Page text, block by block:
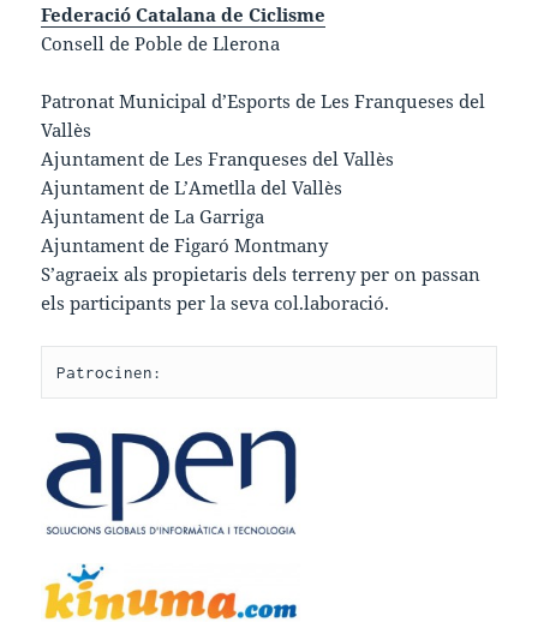
Federació Catalana de Ciclisme
Consell de Poble de Llerona
Patronat Municipal d’Esports de Les Franqueses del
Vallès
Ajuntament de Les Franqueses del Vallès
Ajuntament de L’Ametlla del Vallès
Ajuntament de La Garriga
Ajuntament de Figaró Montmany
S’agraeix als propietaris dels terreny per on passan
els participants per la seva col.laboració.
Patrocinen: